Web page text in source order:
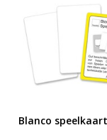
Blanco